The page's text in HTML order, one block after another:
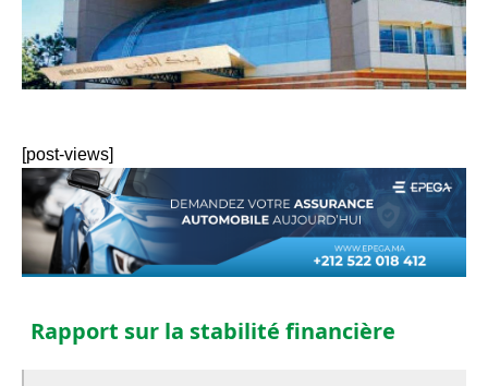
[post-views]
Rapport sur la stabilité financière